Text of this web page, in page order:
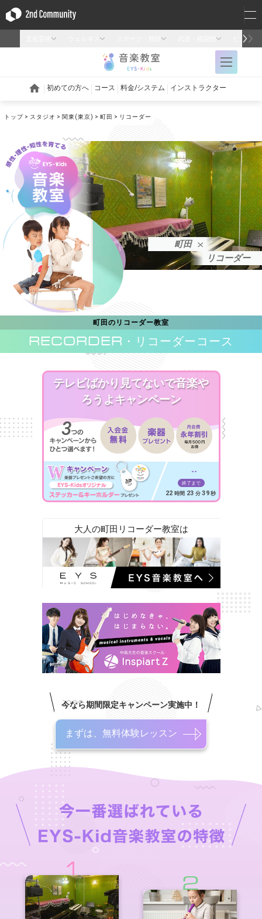
トップ スタジオ 関東(東京) 町田 リコーダー
町田
リコーダー
町田のリコーダー教室
RECORDER ・リコーダーコース
テレビばかり見てないで音楽や
ろうよキャンペーン
--
終了まで
22 時間 23 分 37 秒
大人の町田リコーダー教室は
今なら期間限定キャンペーン実施中！
まずは、無料体験レッスン
1
2